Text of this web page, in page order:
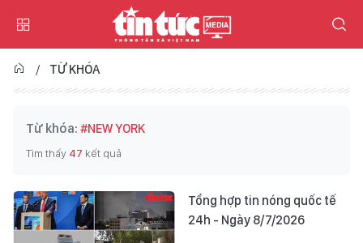
TỪ KHÓA
Từ khóa: #NEW YORK
Tìm thấy 47 kết quả
Tổng hợp tin nóng quốc tế
24h - Ngày 8/7/2026